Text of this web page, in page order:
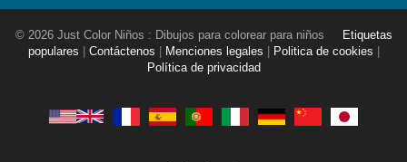
© 2026 Just Color Niños : Dibujos para colorear para niños
Etiquetas
populares
Contáctenos Menciones legales Politica de cookies
Política de privacidad